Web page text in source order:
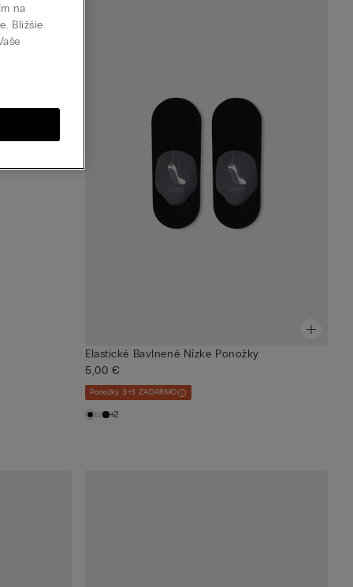
Elastické Bavlnené Nízke Ponožky
5,00 €
Ponožky 3+3 ZADARMO
+2
na
Bližšie